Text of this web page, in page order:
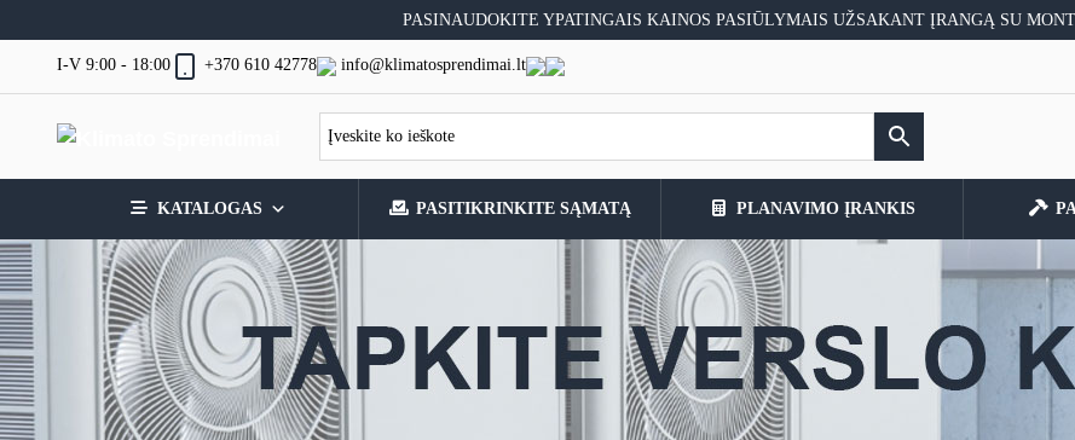
to
PASINAUDOKITE YPATINGAIS KAINOS PASIŪLYMAIS UŽSAKANT ĮRANGĄ SU
I-V 9:00 - 18:00 +370 610 42778 info@klimatosprendimai.lt
KATALOGAS PASITIKRINKITE SĄMATĄ PLANAVIMO ĮRANKIS